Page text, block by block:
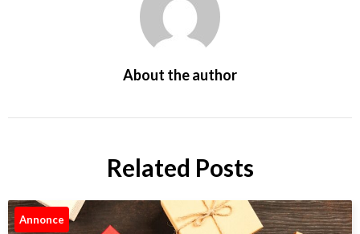
About the author
Related Posts
Annonce